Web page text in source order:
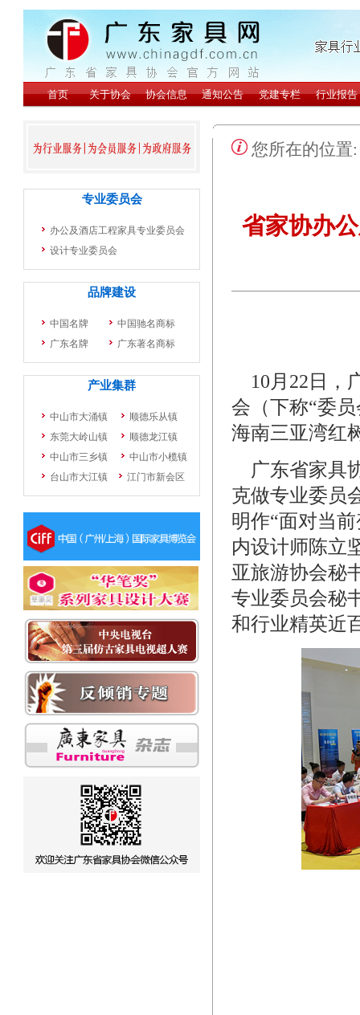
您所在的位置
省家协办
10月22日，
会（下称“委
海南三亚湾红
广东省家具
克做专业委员
明作“面对当
内设计师陈立
亚旅游协会秘
专业委员会秘
和行业精英近